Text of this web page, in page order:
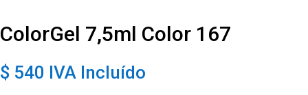
ColorGel 7,5ml Color 167
$ 540 IVA Incluído